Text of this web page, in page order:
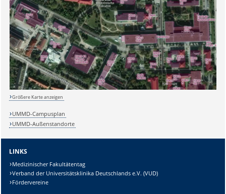
Sicherheitsabfrage:
Lösung:
Größere Karte anzeigen
UMMD-Campusplan
UMMD-Außenstandorte
LINKS
Medizinischer Fakultätentag
Verband der Universitätsklinika Deutschlands e.V. (VUD)
Fördervereine